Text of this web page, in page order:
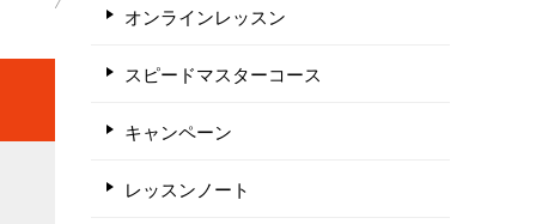
オンラインレッスン
スピードマスターコース
キャンペーン
レッスンノート